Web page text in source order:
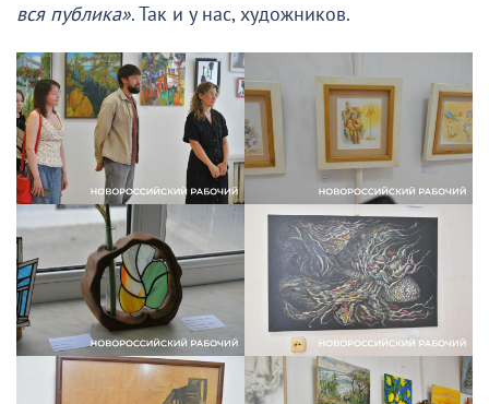
вся публика». Так и у нас, художников.